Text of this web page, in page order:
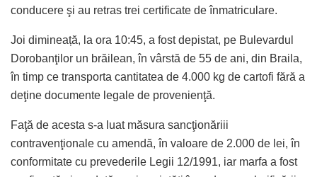
conducere şi au retras trei certificate de înmatriculare.
Joi dimineață, la ora 10:45, a fost depistat, pe Bulevardul
Dorobanţilor un brăilean, în vârstă de 55 de ani, din Braila,
în timp ce transporta cantitatea de 4.000 kg de cartofi fără a
deţine documente legale de provenienţă.
Faţă de acesta s-a luat măsura sancţionăriii
contravenţionale cu amendă, în valoare de 2.000 de lei, în
conformitate cu prevederile Legii 12/1991, iar marfa a fost